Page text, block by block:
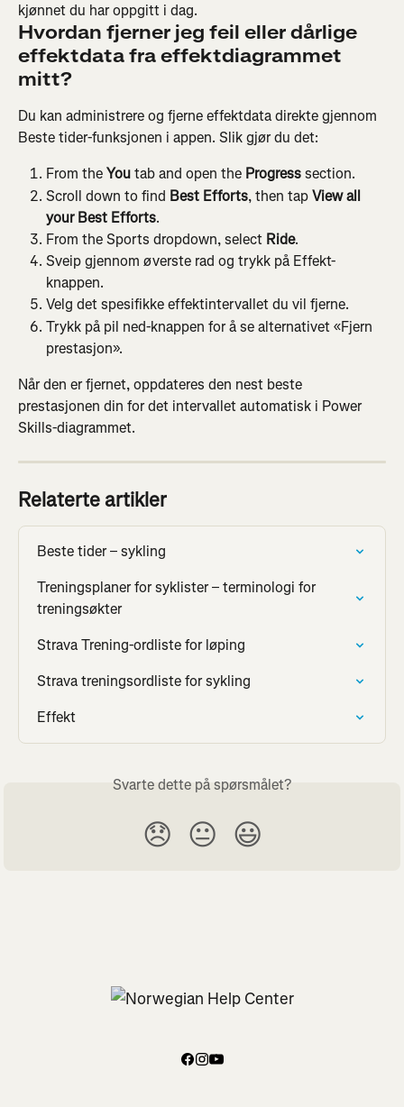
kjønnet du har oppgitt i dag.
Hvordan fjerner jeg feil eller dårlige
effektdata fra effektdiagrammet
mitt?
Du kan administrere og fjerne effektdata direkte gjennom
Beste tider-funksjonen i appen. Slik gjør du det:
From the You tab and open the Progress section.
Scroll down to find Best Efforts, then tap View all
your Best Efforts.
From the Sports dropdown, select Ride.
Sveip gjennom øverste rad og trykk på Effekt-
knappen.
Velg det spesifikke effektintervallet du vil fjerne.
Trykk på pil ned-knappen for å se alternativet «Fjern
prestasjon».
Når den er fjernet, oppdateres den nest beste
prestasjonen din for det intervallet automatisk i Power
Skills-diagrammet.
Relaterte artikler
Beste tider – sykling
Treningsplaner for syklister – terminologi for
treningsøkter
Strava Trening-ordliste for løping
Strava treningsordliste for sykling
Effekt
Svarte dette på spørsmålet?
😞 😐 😃